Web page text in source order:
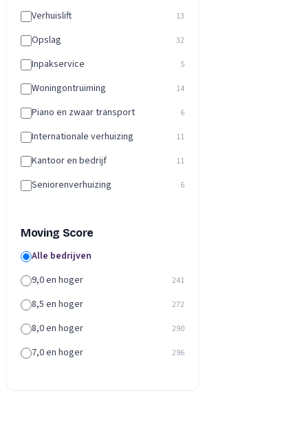
Verhuislift 13
Opslag 32
Inpakservice 5
Woningontruiming 14
Piano en zwaar transport 6
Internationale verhuizing 11
Kantoor en bedrijf 11
Seniorenverhuizing 6
Moving Score
Alle bedrijven
9,0 en hoger
241
8,5 en hoger 272
8,0 en hoger 290
7,0 en hoger 296